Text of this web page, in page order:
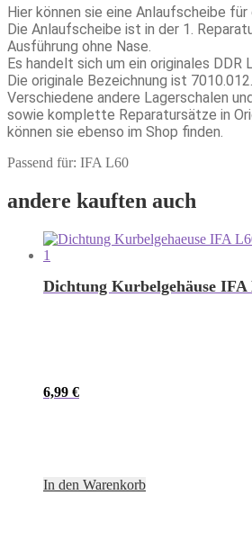
Hier können sie eine Anlaufscheibe
Die Anlaufscheibe ist in der 1.
Ausführung ohne Nase.
Es handelt sich um ein originales DDR
Die originale Bezeichnung ist 7010.012.
Verschiedene andere Lagerschalen
sowie komplette Reparatursätze in
können sie ebenso im Shop finden.
Passend für: IFA L60
andere kauften auch
Dichtung Kurbelgehäuse IFA
6,99 €
In den Warenkorb